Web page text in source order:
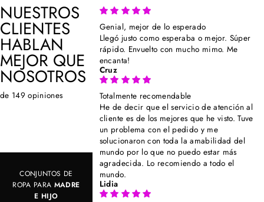
NUESTROS
CLIENTES
HABLAN
MEJOR QUE
NOSOTROS
de 149 opiniones
Genial, mejor de lo esperado
Llegó justo como esperaba o mejor. Súper
rápido. Envuelto con mucho mimo. Me
encanta!
Cruz
Totalmente recomendable
He de decir que el servicio de atención al
cliente es de los mejores que he visto. Tuve
un problema con el pedido y me
solucionaron con toda la amabilidad del
mundo por lo que no puedo estar más
agradecida. Lo recomiendo a todo el
mundo.
Lidia
CONJUNTOS DE
ROPA PARA MADRE
E HIJO